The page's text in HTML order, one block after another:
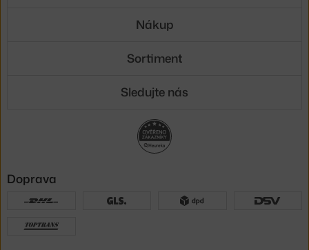
Nákup
Sortiment
Sledujte nás
Doprava